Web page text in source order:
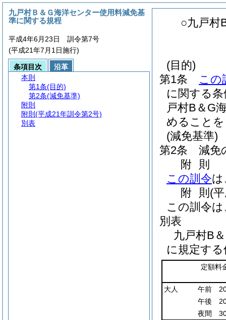
○九戸村
(目的)
第1条
この
に関する条
戸村B＆G
めること
(減免基準)
第2条
減免
附 則
この訓令は
附 則 (
この訓令
別表
九戸村B
に規定す
定額料
大人
午前
午後
夜間
九戸村Ｂ＆Ｇ海洋センター使用料減免基
準に関する規程
平成4年6月23日 訓令第7号
(平成21年7月1日施行)
条項目次
沿革
本則
第1条(目的)
第2条(減免基準)
附則
附則 (平成21年訓令第2号)
別表